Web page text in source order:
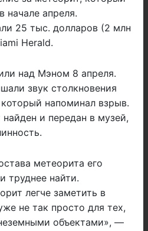
начале апреля.
25 тыс. долларов (2 млн
Herald.
над Мэном 8 апреля.
звук столкновения
напоминал взрыв.
и передан в музей,
метеорита его
труднее найти.
легче заметить в
не так просто для тех,
объектами», —